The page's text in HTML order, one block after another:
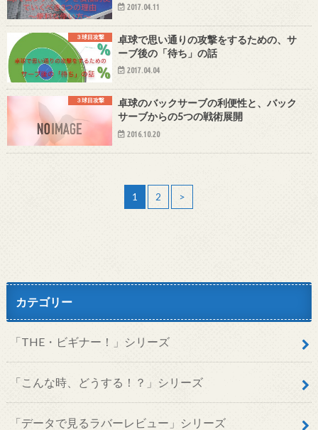
2017.04.11
３球目攻撃
卓球で思い通りの攻撃をするための、サ
ーブ後の「待ち」の話
2017.04.04
３球目攻撃
卓球のバックサーブの利便性と、バック
サーブからの5つの戦術展開
2016.10.20
1 2 >
カテゴリー
「THE・ビギナー！」シリーズ
「こんな時、どうする！？」シリーズ
「データで見るラバーレビュー」シリーズ